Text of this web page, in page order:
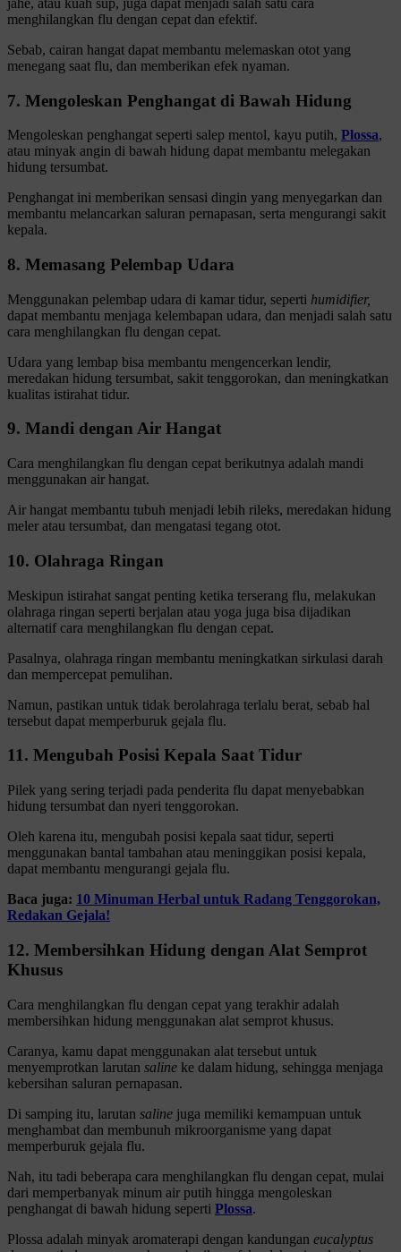
menghilangkan flu dengan cepat dan efektif.
Sebab, cairan hangat dapat membantu melemaskan otot yang
menegang saat flu, dan memberikan efek nyaman.
7. Mengoleskan Penghangat di Bawah Hidung
Mengoleskan penghangat seperti salep mentol, kayu putih, Plossa,
atau minyak angin di bawah hidung dapat membantu melegakan
hidung tersumbat.
Penghangat ini memberikan sensasi dingin yang menyegarkan dan
membantu melancarkan saluran pernapasan, serta mengurangi sakit
kepala.
8. Memasang Pelembap Udara
Menggunakan pelembap udara di kamar tidur, seperti humidifier,
dapat membantu menjaga kelembapan udara, dan menjadi salah satu
cara menghilangkan flu dengan cepat.
Udara yang lembap bisa membantu mengencerkan lendir,
meredakan hidung tersumbat, sakit tenggorokan, dan meningkatkan
kualitas istirahat tidur.
9. Mandi dengan Air Hangat
Cara menghilangkan flu dengan cepat berikutnya adalah mandi
menggunakan air hangat.
Air hangat membantu tubuh menjadi lebih rileks, meredakan hidung
meler atau tersumbat, dan mengatasi tegang otot.
10. Olahraga Ringan
Meskipun istirahat sangat penting ketika terserang flu, melakukan
olahraga ringan seperti berjalan atau yoga juga bisa dijadikan
alternatif cara menghilangkan flu dengan cepat.
Pasalnya, olahraga ringan membantu meningkatkan sirkulasi darah
dan mempercepat pemulihan.
Namun, pastikan untuk tidak berolahraga terlalu berat, sebab hal
tersebut dapat memperburuk gejala flu.
11. Mengubah Posisi Kepala Saat Tidur
Pilek yang sering terjadi pada penderita flu dapat menyebabkan
hidung tersumbat dan nyeri tenggorokan.
Oleh karena itu, mengubah posisi kepala saat tidur, seperti
menggunakan bantal tambahan atau meninggikan posisi kepala,
dapat membantu mengurangi gejala flu.
Baca juga: 10 Minuman Herbal untuk Radang Tenggorokan,
Redakan Gejala!
12. Membersihkan Hidung dengan Alat Semprot
Khusus
Cara menghilangkan flu dengan cepat yang terakhir adalah
membersihkan hidung menggunakan alat semprot khusus.
Caranya, kamu dapat menggunakan alat tersebut untuk
menyemprotkan larutan saline ke dalam hidung, sehingga menjaga
kebersihan saluran pernapasan.
Di samping itu, larutan saline juga memiliki kemampuan untuk
menghambat dan membunuh mikroorganisme yang dapat
memperburuk gejala flu.
Nah, itu tadi beberapa cara menghilangkan flu dengan cepat, mulai
dari memperbanyak minum air putih hingga mengoleskan
penghangat di bawah hidung seperti Plossa.
Plossa adalah minyak aromaterapi dengan kandungan eucalyptus